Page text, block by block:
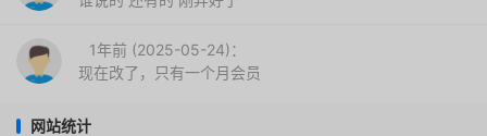
1年前 (2025-05-24)：
现在改了，只有一个月会员
网站统计